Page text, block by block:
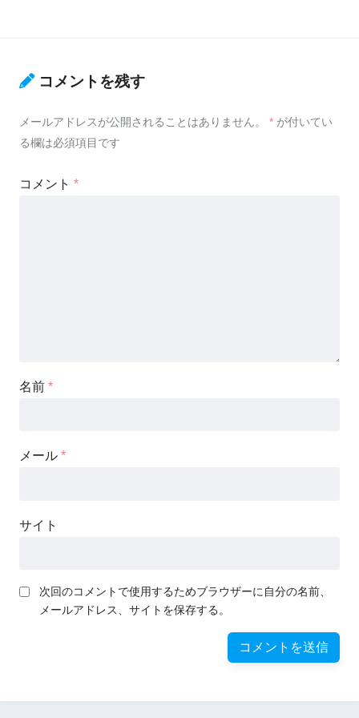
コメントを残す
メールアドレスが公開されることはありません。 * が付いてい
る欄は必須項目です
コメント *
名前 *
メール *
サイト
次回のコメントで使用するためブラウザーに自分の名前、
メールアドレス、サイトを保存する。